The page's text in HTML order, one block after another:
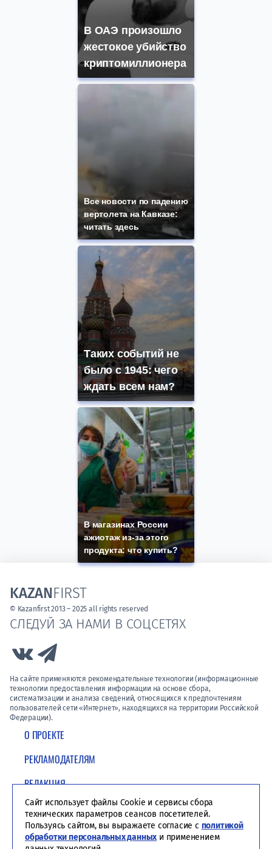
В ОАЭ произошло
жестокое убийство
криптомиллионера
Все новости по падению
вертолета на Кавказе:
читать здесь
Таких событий не
было с 1945: чего
ждать всем нам?
В магазинах России
ажиотаж из-за этого
продукта: что купить?
О ПРОЕКТЕ
РЕКЛАМОДАТЕЛЯМ
РЕДАКЦИЯ
ПОЛИТИКА КОНФИДЕНЦИАЛЬНОСТИ
СЛЕДУЙ ЗА НАМИ В СОЦСЕТЯХ
Link to Vk
На сайте применяются рекомендательные технологии (информационные
технологии предоставления информации на основе сбора,
систематизации и анализа сведений, относящихся к предпочтениям
пользователей сети «Интернет», находящихся на территории Российской
Федерации).
KAZANFIRST
© Kazanfirst 2013 – 2025 all rights reserved
Сайт использует файлы Cookie и сервисы сбора
технических параметров сеансов посетителей.
Пользуясь сайтом, вы выражаете согласие с политикой
обработки персональных данных и применением